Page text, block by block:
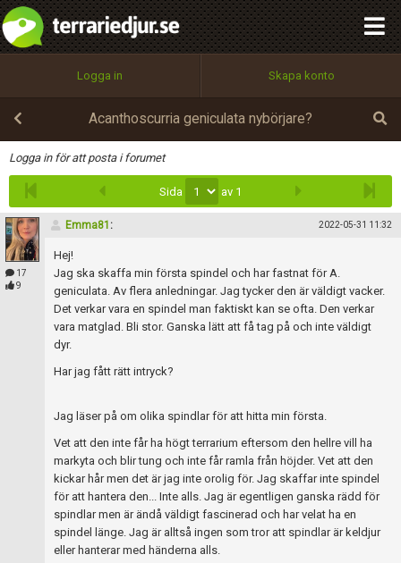
Logga in Skapa konto
Acanthoscurria geniculata nybörjare?
Logga in för att posta i forumet
Sida av 1
17
9
Emma81 : 2022-05-31 11:32
Hej!
Jag ska skaffa min första spindel och har fastnat för A.
geniculata. Av flera anledningar. Jag tycker den är väldigt vacker.
Det verkar vara en spindel man faktiskt kan se ofta. Den verkar
vara matglad. Bli stor. Ganska lätt att få tag på och inte väldigt
dyr.
Har jag fått rätt intryck?
Jag läser på om olika spindlar för att hitta min första.
Vet att den inte får ha högt terrarium eftersom den hellre vill ha
markyta och blir tung och inte får ramla från höjder. Vet att den
kickar hår men det är jag inte orolig för. Jag skaffar inte spindel
för att hantera den... Inte alls. Jag är egentligen ganska rädd för
spindlar men är ändå väldigt fascinerad och har velat ha en
spindel länge. Jag är alltså ingen som tror att spindlar är keldjur
eller hanterar med händerna alls.
Infoga
Utför
100%
OK
integritetspolicy
Namn:
Epost:
Användarnamn:
Lösenord:
Begär nytt lösenord
Tillbaka till förstasidan